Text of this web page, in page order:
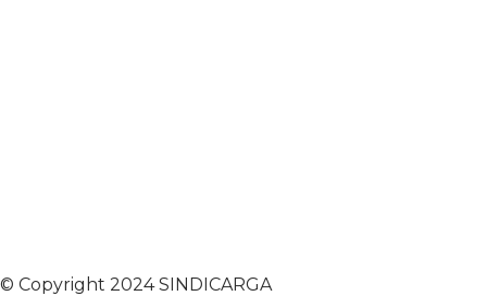
© Copyright 2024 SINDICARGA